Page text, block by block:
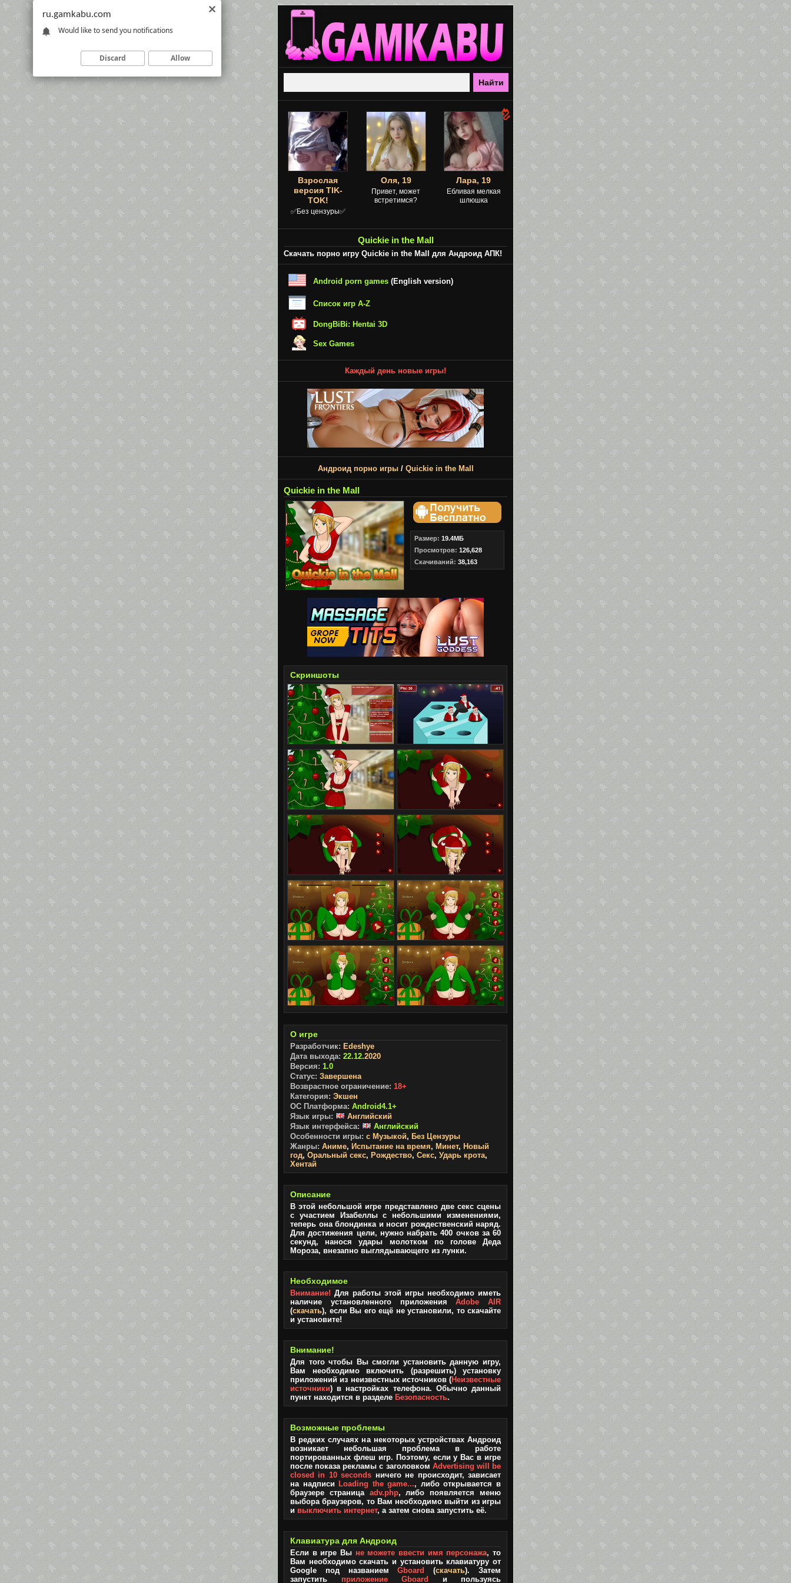
Взрослая
версия TIK-
TOK!
✅Без цензуры✅
Оля, 19
Привет, может
встретимся?
Лара, 19
Ебливая мелкая
шлюшка
Quickie in the Mall
Скачать порно игру Quickie in the Mall для Андроид АПК!
Android porn games (English version)
Список игр A-Z
DongBiBi: Hentai 3D
Sex Games
Каждый день новые игры!
Андроид порно игры/ Quickie in the Mall
Quickie in the Mall
Размер: 19.4МБ
Просмотров: 126,628
Скачиваний: 38,163
Скриншоты
О игре
Разработчик: Edeshye
Дата выхода: 22.12.2020
Версия: 1.0
Статус: Завершена
Возврастное ограничение: 18+
Категория: Экшен
ОС Платформа: Android4.1+
Язык игры:
Английский
Язык интерфейса:
Английский
Особенности игры: с Музыкой, Без Цензуры
Жанры: Аниме, Испытание на время, Минет, Новый
год, Оральный секс, Рождество, Секс, Ударь крота,
Хентай
Описание
В этой небольшой игре представлено две секс сцены
с участием Изабеллы с небольшими изменениями,
теперь она блондинка и носит рождественский наряд.
Для достижения цели, нужно набрать 400 очков за 60
секунд, нанося удары молотком по голове Деда
Мороза, внезапно выглядывающего из лунки.
Необходимое
Внимание! Для работы этой игры необходимо иметь
наличие установленного приложенияAdobe AIR
(скачать), если Вы его ещё не установили, то скачайте
и установите!
Внимание!
Для того чтобы Вы смогли установить данную игру,
Вам необходимо включить (разрешить) установку
приложений из неизвестных источников (Неизвестные
источники) в настройках телефона. Обычно данный
пункт находится в разделе Безопасность.
Возможные проблемы
В редких случаях на некоторых устройствах Андроид
возникает небольшая проблема в работе
портированных флеш игр. Поэтому, если у Вас в игре
после показа рекламы с заголовком Advertising will be
closed in 10 seconds ничего не происходит, зависает
на надписи Loading the game..., либо открывается в
браузере страница adv.php, либо появляется меню
выбора браузеров, то Вам необходимо выйти из игры
и выключить интернет, а затем снова запустить её.
Клавиатура для Андроид
Если в игре Вы не можете ввести имя персонажа, то
Вам необходимо скачать и установить клавиатуру от
Google под названиемGboard (скачать). Затем
запустить приложение Gboard и пользуясь
ru.gamkabu.com
Would like to send you notifications
Discard Allow